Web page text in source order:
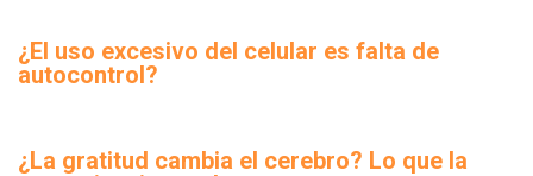
¿El uso excesivo del celular es falta de
autocontrol?
¿La gratitud cambia el cerebro? Lo que la